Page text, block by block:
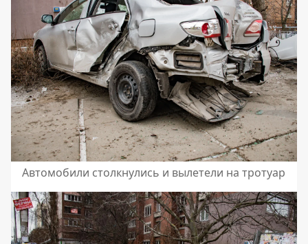
Автомобили столкнулись и вылетели на тротуар